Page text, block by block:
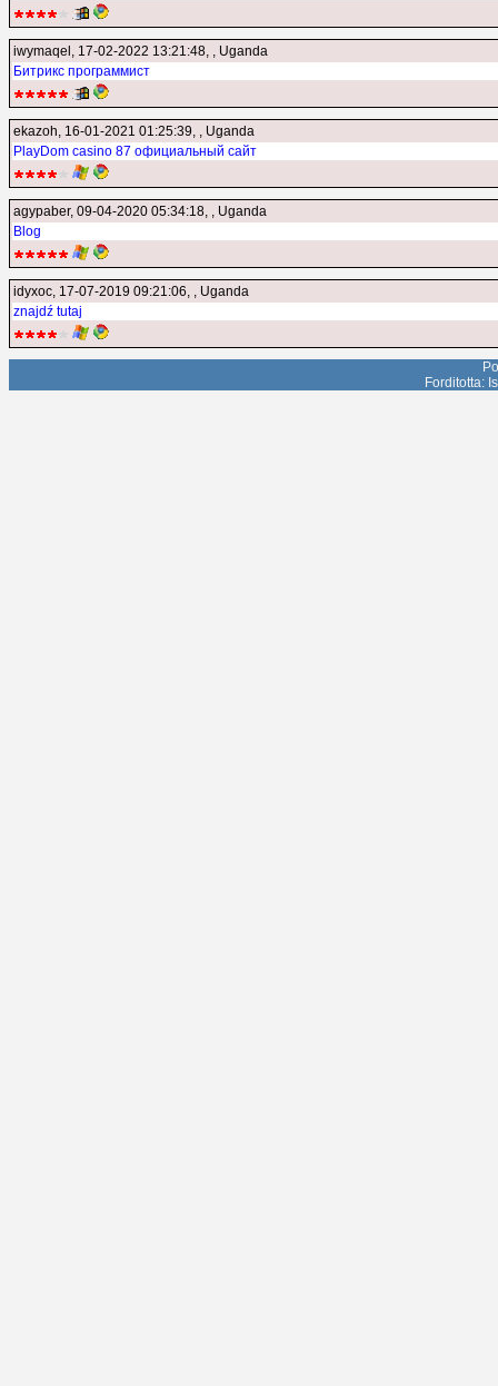
iwymaqel , 17-02-2022 13:21:48, , Uganda
Битрикс программист
ekazoh, 16-01-2021 01:25:39, , Uganda
PlayDom casino 87 официальный сайт
agypaber, 09-04-2020 05:34:18, , Uganda
Blog
idyxoc, 17-07-2019 09:21:06, , Uganda
znajdź tutaj
Forditotta: